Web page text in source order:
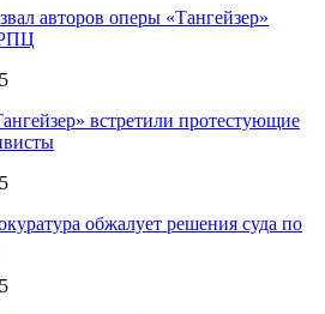
авторов оперы «Тангейзер»
РПЦ
встретили протестующие
обжалует решения суда по